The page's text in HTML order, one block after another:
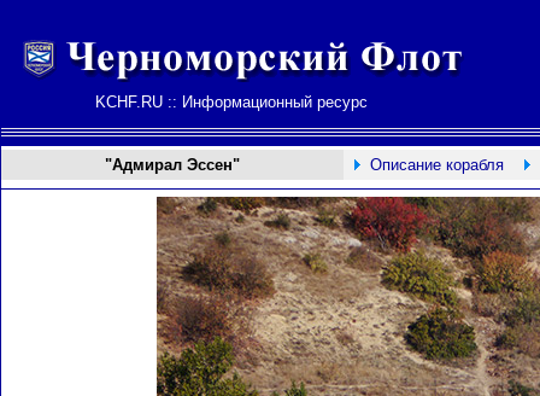
KCHF.RU :: Информационный ресурс
"Адмирал Эссен" Описание корабля